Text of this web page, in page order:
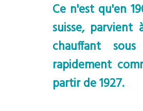
Ce n'est qu'en
suisse,
chauffant
rapidement
partir de 1927.